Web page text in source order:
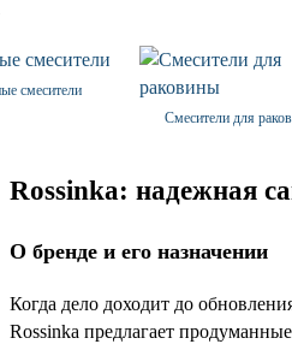
смесители
Смесители для
Rossinka: надежная
О бренде и его назначении
Когда дело доходит до
Rossinka предлагает